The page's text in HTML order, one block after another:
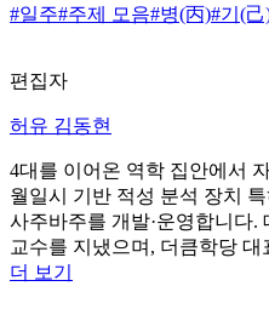
#일주#주제 모음#병(丙)#기(己
편집자
허유 김동현
4대를 이어온 역학 집안에서
월일시 기반 적성 분석 장치
사주바주를 개발·운영합니다
교수를 지냈으며, 더큼학당
더 보기